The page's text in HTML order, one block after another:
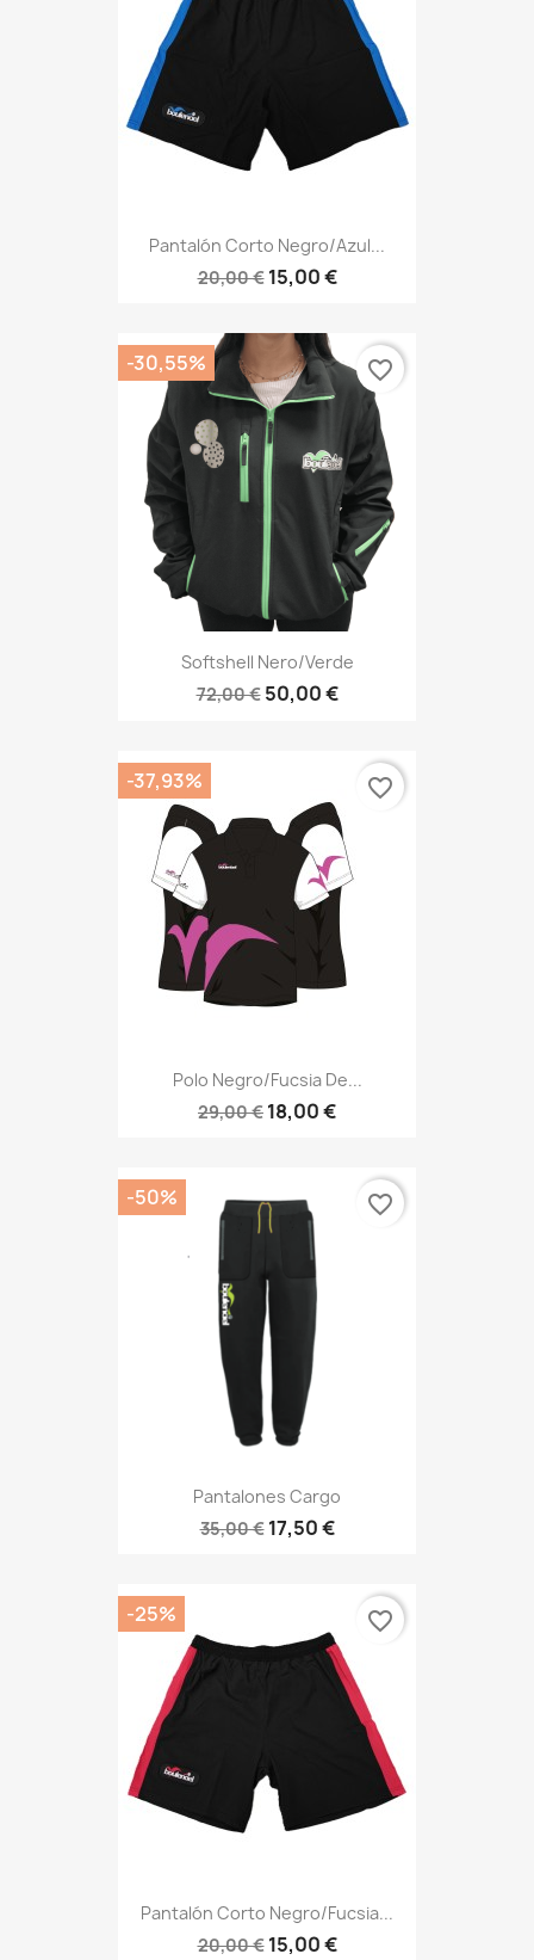
Pantalón Corto Negro/azul...
20,00 € 15,00 €
Softshell Nero/verde
72,00 € 50,00 €
-30,55% favorite_border
Polo Negro/fucsia De...
29,00 € 18,00 €
-37,93% favorite_border
Pantalones Cargo
35,00 € 17,50 €
-50% favorite_border
Pantalón Corto Negro/fucsia...
20,00 € 15,00 €
-25% favorite_border